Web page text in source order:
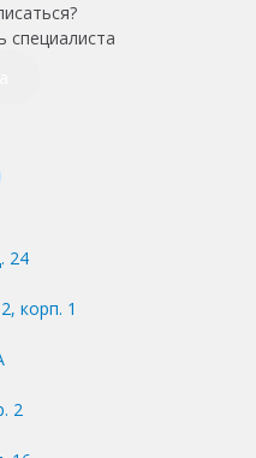
24
корп. 1
2